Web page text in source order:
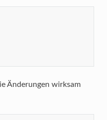
Änderungen wirksam